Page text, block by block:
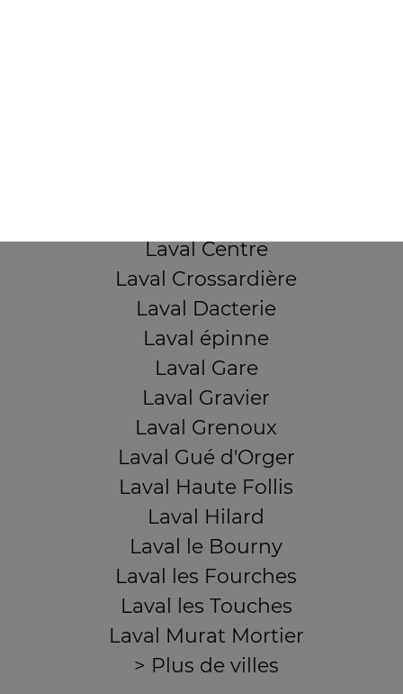
Laval Centre
Laval Crossardière
Laval Dacterie
Laval épinne
Laval Gare
Laval Gravier
Laval Grenoux
Laval Gué d'Orger
Laval Haute Follis
Laval Hilard
Laval le Bourny
Laval les Fourches
Laval les Touches
Laval Murat Mortier
> Plus de villes